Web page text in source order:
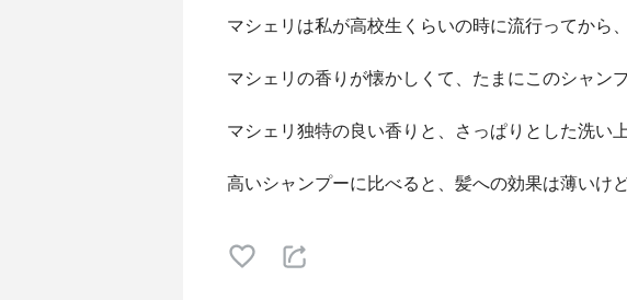
マシェリは私が高校生くらいの時に流行ってから
マシェリの香りが懐かしくて、たまにこのシャン
マシェリ独特の良い香りと、さっぱりとした洗い
高いシャンプーに比べると、髪への効果は薄いけ